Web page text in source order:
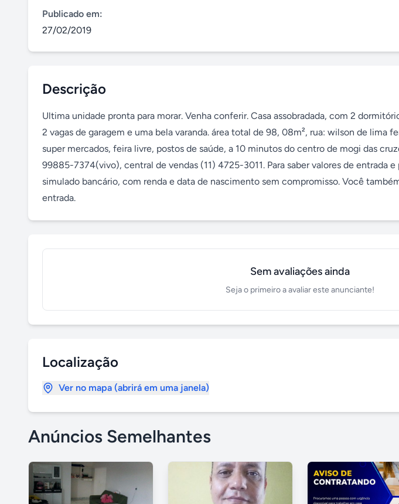
Publicado em:
27/02/2019
Descrição
Ultima unidade pronta para morar. Venha conferir. Casa assobradada, com 2
2 vagas de garagem e uma bela varanda. área total de 98, 08m², rua: wilson de lima
super mercados, feira livre, postos de saúde, a 10 minutos do centro de mogi das
99885-7374(vivo), central de vendas (11) 4725-3011. Para saber valores de entrada
simulado bancário, com renda e data de nascimento sem compromisso. Você
entrada.
Sem avaliações ainda
Seja o primeiro a avaliar este anunciante!
Localização
Ver no mapa (abrirá em uma janela)
Anúncios Semelhantes